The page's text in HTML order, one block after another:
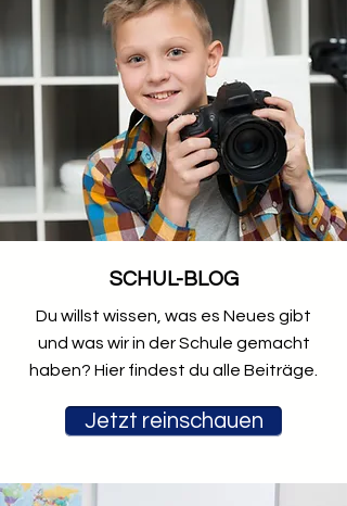
SCHUL-BLOG
Du willst wissen, was es Neues gibt
und was wir in der Schule gemacht
haben? Hier findest du alle Beiträge.
Jetzt reinschauen